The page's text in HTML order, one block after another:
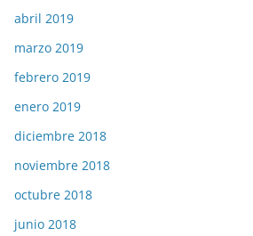
abril 2019
marzo 2019
febrero 2019
enero 2019
diciembre 2018
noviembre 2018
octubre 2018
junio 2018